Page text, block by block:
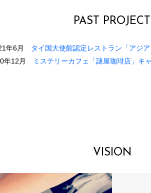
PAST PROJECT
年6月
タイ国大使館認定レストラン「アジ
年12月
ミステリーカフェ「謎屋珈琲店」キ
VISION